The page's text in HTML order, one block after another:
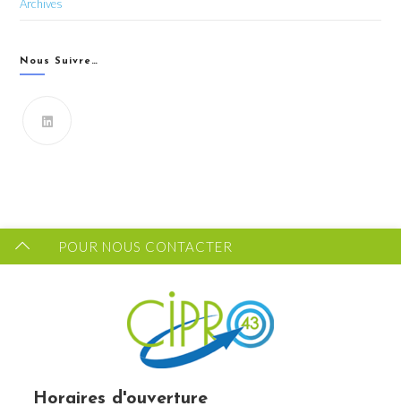
Archives
Nous Suivre…
Vous souhaitez recevoir les dernières infos du CIPRO
POUR NOUS CONTACTER
Horaires d'ouverture